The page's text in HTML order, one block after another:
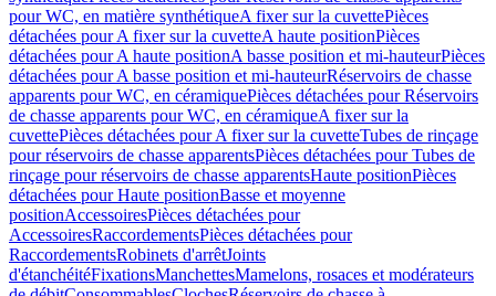
pour WC, en matière synthétiqueA fixer sur la cuvettePièces
détachées pour A fixer sur la cuvetteA haute positionPièces
détachées pour A haute positionA basse position et mi-hauteurPièces
détachées pour A basse position et mi-hauteurRéservoirs de chasse
apparents pour WC, en céramiquePièces détachées pour Réservoirs
de chasse apparents pour WC, en céramiqueA fixer sur la
cuvettePièces détachées pour A fixer sur la cuvetteTubes de rinçage
pour réservoirs de chasse apparentsPièces détachées pour Tubes de
rinçage pour réservoirs de chasse apparentsHaute positionPièces
détachées pour Haute positionBasse et moyenne
positionAccessoiresPièces détachées pour
AccessoiresRaccordementsPièces détachées pour
RaccordementsRobinets d'arrêtJoints
d'étanchéitéFixationsManchettesMamelons, rosaces et modérateurs